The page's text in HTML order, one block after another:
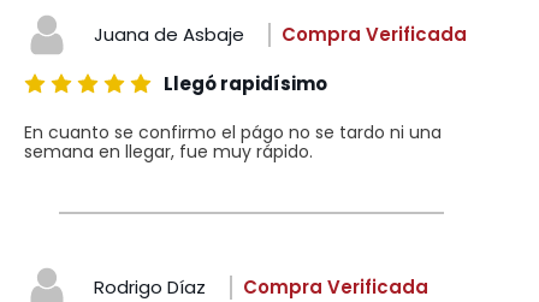
Juana de Asbaje
Compra Verificada
Llegó rapidísimo
En cuanto se confirmo el págo no se tardo ni una
semana en llegar, fue muy rápido.
Rodrigo Díaz
Compra Verificada